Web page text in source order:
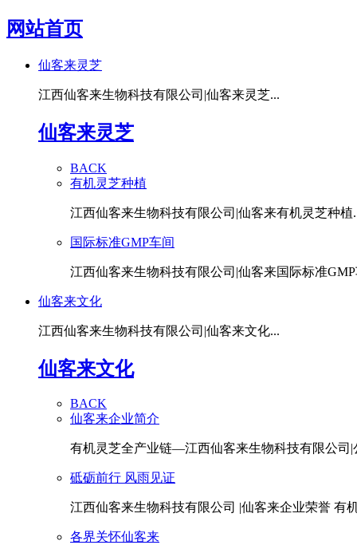
网站首页
仙客来灵芝
江西仙客来生物科技有限公司|仙客来灵芝...
仙客来灵芝
BACK
有机灵芝种植
江西仙客来生物科技有限公司|仙客来有机灵芝种植
国际标准GMP车间
江西仙客来生物科技有限公司|仙客来国际标准GMP
仙客来文化
江西仙客来生物科技有限公司|仙客来文化...
仙客来文化
BACK
仙客来企业简介
有机灵芝全产业链—江西仙客来生物科技有限公司|
砥砺前行 风雨见证
江西仙客来生物科技有限公司 |仙客来企业荣誉 有
各界关怀仙客来